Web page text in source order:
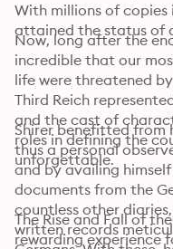
With millions of copies
attained the status of
Now, long after the
incredible that our
life were threatened
Third Reich
and the cast of
roles in defining the
unforgettable.
Shirer benefitted from
thus a personal
and by availing
documents from the
countless other
written records
The Rise and Fall of
rewarding experience